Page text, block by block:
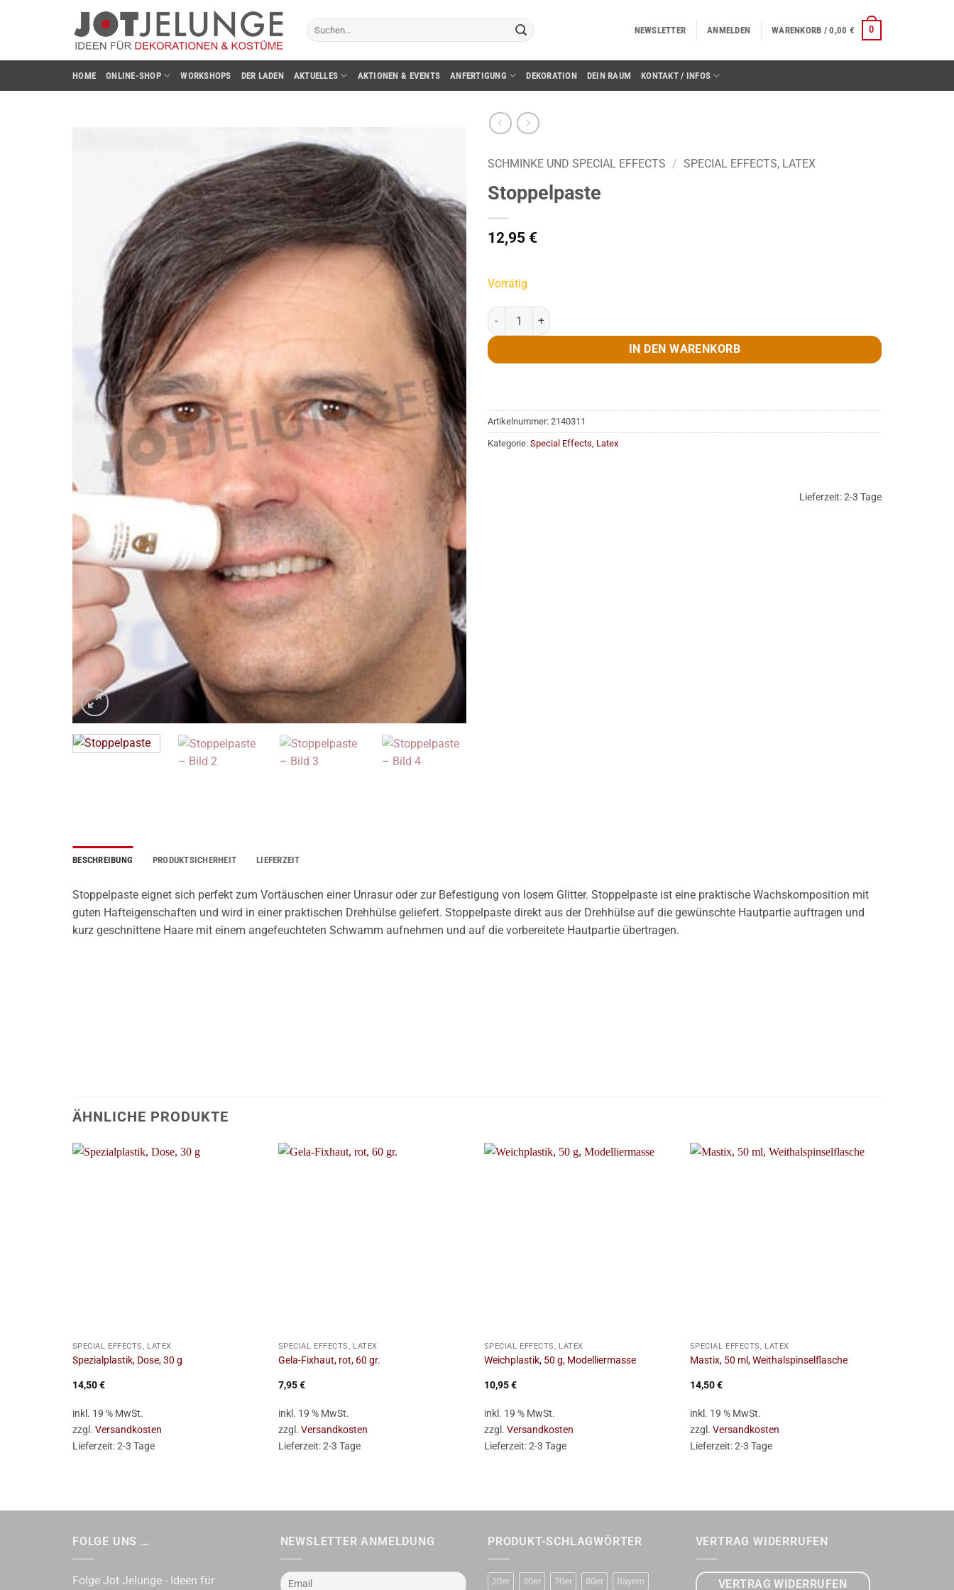
Suchen
nach:
NEWSLETTER ANMELDEN WARENKORB /0,00 € 0
HOME ONLINE-SHOP WORKSHOPS DER LADEN AKTUELLES AKTIONEN & EVENTS ANFERTIGUNG DEKORATION DEIN RAUM KONTAKT / INFOS
SCHMINKE UND SPECIAL EFFECTS / SPECIAL EFFECTS, LATEX
Stoppelpaste
12,95 €
Vorrätig
Stoppelpaste Menge
IN DEN WARENKORB
Artikelnummer: 2140311
Kategorie: Special Effects, Latex
Lieferzeit:2-3 Tage
BESCHREIBUNG PRODUKTSICHERHEIT LIEFERZEIT
Stoppelpaste eignet sich perfekt zum Vortäuschen einer Unrasur oder zur Befestigung von losem Glitter. Stoppelpaste ist eine praktische Wachskomposition mit
guten Hafteigenschaften und wird in einer praktischen Drehhülse geliefert. Stoppelpaste direkt aus der Drehhülse auf die gewünschte Hautpartie auftragen und
kurz geschnittene Haare mit einem angefeuchteten Schwamm aufnehmen und auf die vorbereitete Hautpartie übertragen.
ÄHNLICHE PRODUKTE
SPECIAL EFFECTS, LATEX
Spezialplastik, Dose, 30 g
14,50€
inkl. 19 % MwSt.
zzgl. Versandkosten
Lieferzeit:2-3 Tage
SPECIAL EFFECTS, LATEX
Gela-Fixhaut, rot, 60 gr.
7,95€
inkl. 19 % MwSt.
zzgl. Versandkosten
Lieferzeit:2-3 Tage
SPECIAL EFFECTS, LATEX
Weichplastik, 50 g, Modelliermasse
10,95€
inkl. 19 % MwSt.
zzgl. Versandkosten
Lieferzeit:2-3 Tage
SPECIAL EFFECTS, LATEX
Mastix, 50 ml, Weithalspinselflasche
14,50€
inkl. 19 % MwSt.
zzgl. Versandkosten
Lieferzeit:2-3 Tage
FOLGE UNS …
Folge Jot Jelunge - Ideen für
NEWSLETTER ANMELDUNG PRODUKT-SCHLAGWÖRTER
20er 30er 70er 80er Bayern
VERTRAG WIDERRUFEN
VERTRAG WIDERRUFEN